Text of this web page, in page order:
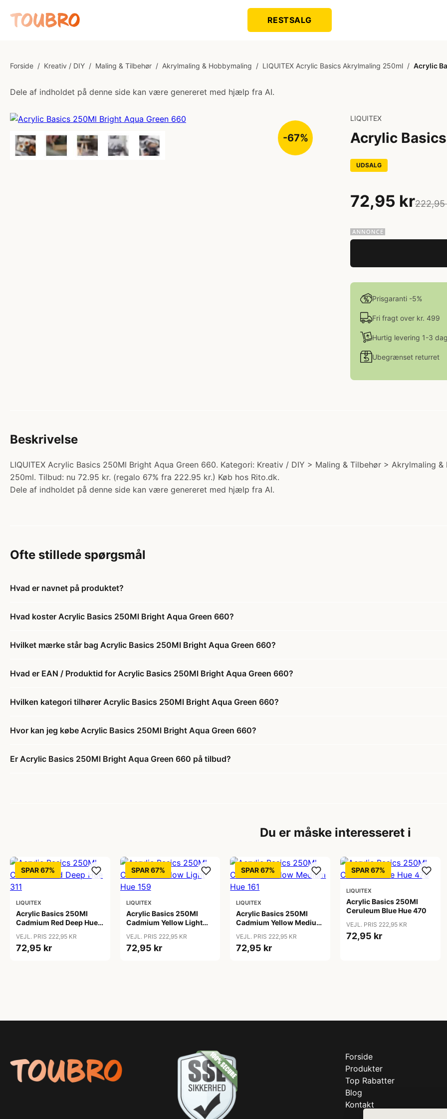
RESTSALG
Forside / Kreativ / DIY / Maling & Tilbehør / Akrylmaling & Hobbymaling / LIQUITEX Acrylic Basics Akrylmaling 250ml / Acrylic
Dele af indholdet på denne side kan være genereret med hjælp fra AI.
-67%
LIQUITEX
Acrylic
UDSALG
72,95 kr222,95
Prisgaranti -5%
Fri fragt over kr. 499
Hurtig levering 1-3
Ubegrænset returret
Beskrivelse
LIQUITEX Acrylic Basics 250Ml Bright Aqua Green 660. Kategori: Kreativ / DIY > Maling & Tilbehør > Akrylmaling
250ml. Tilbud: nu 72.95 kr. (regalo 67% fra 222.95 kr.) Køb hos Rito.dk.
Dele af indholdet på denne side kan være genereret med hjælp fra AI.
Ofte stillede spørgsmål
Hvad er navnet på produktet?
Hvad koster Acrylic Basics 250Ml Bright Aqua Green 660?
Hvilket mærke står bag Acrylic Basics 250Ml Bright Aqua Green 660?
Hvad er EAN / Produktid for Acrylic Basics 250Ml Bright Aqua Green 660?
Hvilken kategori tilhører Acrylic Basics 250Ml Bright Aqua Green 660?
Hvor kan jeg købe Acrylic Basics 250Ml Bright Aqua Green 660?
Er Acrylic Basics 250Ml Bright Aqua Green 660 på tilbud?
Du er måske interesseret i
SPAR 67%
LIQUITEX
Acrylic Basics 250Ml
Cadmium Red Deep Hue
VEJL. PRIS 222,95 KR
72,95 kr
SPAR 67%
LIQUITEX
Acrylic Basics 250Ml
Cadmium Yellow Light
VEJL. PRIS 222,95 KR
72,95 kr
SPAR 67%
LIQUITEX
Acrylic Basics 250Ml
Cadmium Yellow Medium
VEJL. PRIS 222,95 KR
72,95 kr
SPAR 67%
LIQUITEX
Acrylic Basics 250Ml
Ceruleum Blue Hue 470
VEJL. PRIS 222,95 KR
72,95 kr
Forside
Produkter
Top Rabatter
Blog
Kontakt